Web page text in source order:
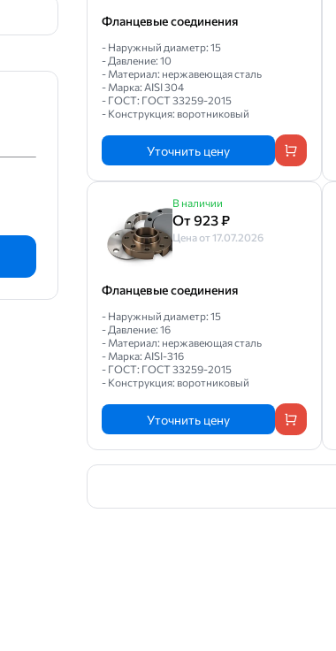
Фланцевые соединения
- Наружный диаметр: 15
- Давление: 10
- Материал: нержавеющая сталь
- Марка: AISI 304
- ГОСТ: ГОСТ 33259-2015
- Конструкция: воротниковый
Уточнить цену
В наличии
От 923 ₽
Цена от 17.07.2026
Фланцевые соединения
- Наружный диаметр: 15
- Давление: 16
- Материал: нержавеющая сталь
- Марка: AISI-316
- ГОСТ: ГОСТ 33259-2015
- Конструкция: воротниковый
Уточнить цену